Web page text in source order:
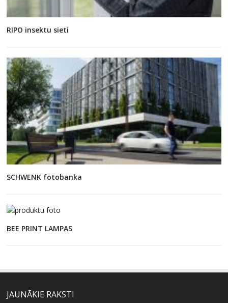
RIPO insektu sieti
SCHWENK fotobanka
BEE PRINT LAMPAS
JAUNĀKIE RAKSTI